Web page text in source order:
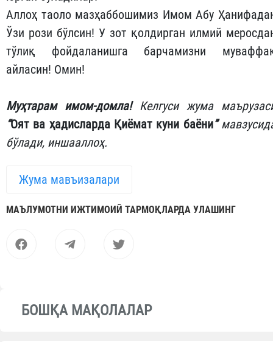
Аллоҳ таоло мазҳаббошимиз Имом Абу
Ўзи рози бўлсин! У зот қолдирган илмий
тўлиқ фойдаланишга барчамизни
айласин! Омин!
Муҳтарам имом-домла! Келгуси жума
“Оят ва ҳадисларда Қиёмат куни баёни”
бўлади, иншааллоҳ.
Жума мавъизалари
МАЪЛУМОТНИ ИЖТИМОИЙ ТАРМОҚЛАРДА УЛАШИНГ
БОШҚА МАҚОЛАЛАР